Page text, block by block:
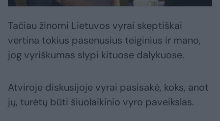
Tačiau žinomi Lietuvos vyrai skeptiškai
vertina tokius pasenusius teiginius ir mano,
jog vyriškumas slypi kituose dalykuose.
Atviroje diskusijoje vyrai pasisakė, koks, anot
jų, turėtų būti šiuolaikinio vyro paveikslas.